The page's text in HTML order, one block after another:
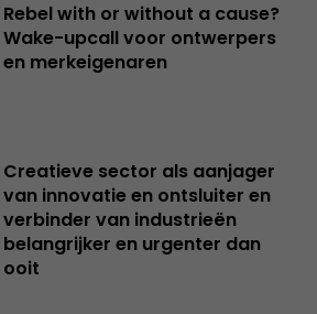
Rebel with or without a cause?
Wake-upcall voor ontwerpers
en merkeigenaren
Creatieve sector als aanjager
van innovatie en ontsluiter en
verbinder van industrieën
belangrijker en urgenter dan
ooit